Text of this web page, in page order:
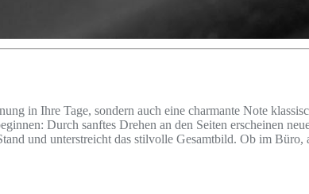
in Ihre Tage, sondern auch eine charmante Note
Durch sanftes Drehen an den Seiten erscheinen
und unterstreicht das stilvolle Gesamtbild. Ob im